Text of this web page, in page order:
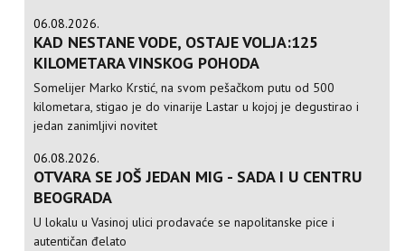
06.08.2026.
KAD NESTANE VODE, OSTAJE VOLJA:125
KILOMETARA VINSKOG POHODA
Somelijer Marko Krstić, na svom pešačkom putu od 500
kilometara, stigao je do vinarije Lastar u kojoj je degustirao i
jedan zanimljivi novitet
06.08.2026.
OTVARA SE JOŠ JEDAN MIG - SADA I U CENTRU
BEOGRADA
U lokalu u Vasinoj ulici prodavaće se napolitanske pice i
autentičan đelato